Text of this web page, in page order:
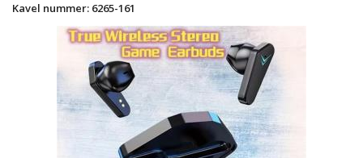
Kavel nummer: 6265-161